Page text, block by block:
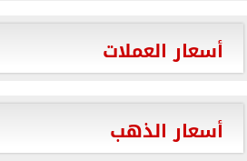
أسعار العملات
أسعار الذهب